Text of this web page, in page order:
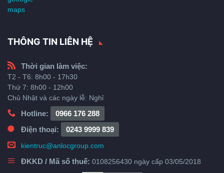
THÔNG TIN LIÊN HỆ
Thời gian làm việc:
T2 - T6: 8h00 - 17h30
Thứ 7: 8h00 - 12h00
Chủ Nhật và các ngày lễ: Nghỉ
Hotline:
0966 176 288
Điện thoại:
0243 9999 839
kientruc@anlocgroup.com
ĐKKD / Mã số thuế: 0108256430 ngày cấp 03/05/2018